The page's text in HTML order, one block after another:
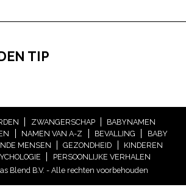
TIP
ZWANGERSCHAP
BABYNAMEN
NAMEN VAN A-Z BEVALLING
BABY
MENSEN GEZONDHEID
KINDEREN
PERSOONLIJKE VERHALEN
Blend B.V. - Alle rechten voorbehouden